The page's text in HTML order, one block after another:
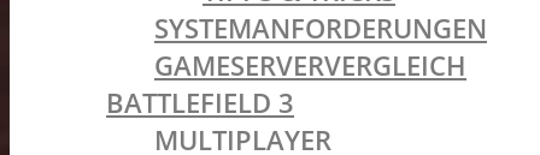
SYSTEMANFORDERUNGEN
GAMESERVERVERGLEICH
BATTLEFIELD 3
MULTIPLAYER